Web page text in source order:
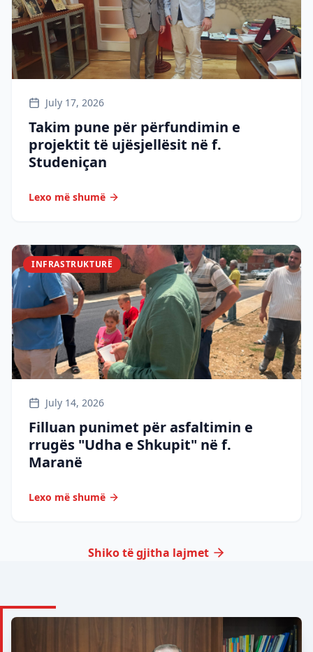
July 17, 2026
Takim pune për përfundimin e
projektit të ujësjellësit në f.
Studeniçan
Lexo më shumë
INFRASTRUKTURË
July 14, 2026
Filluan punimet për asfaltimin e
rrugës "Udha e Shkupit" në f.
Maranë
Lexo më shumë
Shiko të gjitha lajmet